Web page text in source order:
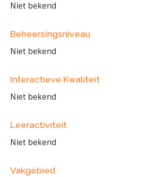
Niet bekend
Beheersingsniveau
Niet bekend
Interactieve Kwaliteit
Niet bekend
Leeractiviteit
Niet bekend
Vakgebied